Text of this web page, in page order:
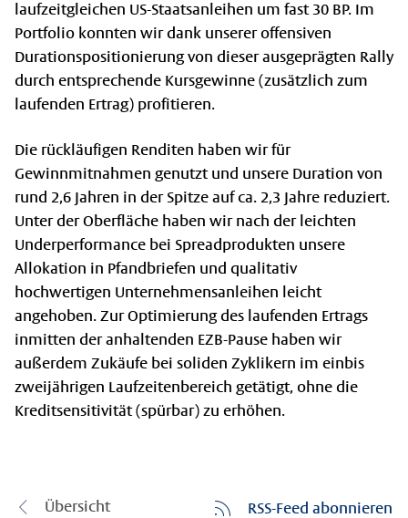
laufzeitgleichen US-Staatsanleihen um fast 30 BP. Im
Portfolio konnten wir dank unserer offensiven
Durationspositionierung von dieser ausgeprägten Rally
durch entsprechende Kursgewinne (zusätzlich zum
laufenden Ertrag) profitieren.
Die rückläufigen Renditen haben wir für
Gewinnmitnahmen genutzt und unsere Duration von
rund 2,6 Jahren in der Spitze auf ca. 2,3 Jahre reduziert.
Unter der Oberfläche haben wir nach der leichten
Underperformance bei Spreadprodukten unsere
Allokation in Pfandbriefen und qualitativ
hochwertigen Unternehmensanleihen leicht
angehoben. Zur Optimierung des laufenden Ertrags
inmitten der anhaltenden EZB-Pause haben wir
außerdem Zukäufe bei soliden Zyklikern im einbis
zweijährigen Laufzeitenbereich getätigt, ohne die
Kreditsensitivität (spürbar) zu erhöhen.
Übersicht RSS-Feed abonnieren